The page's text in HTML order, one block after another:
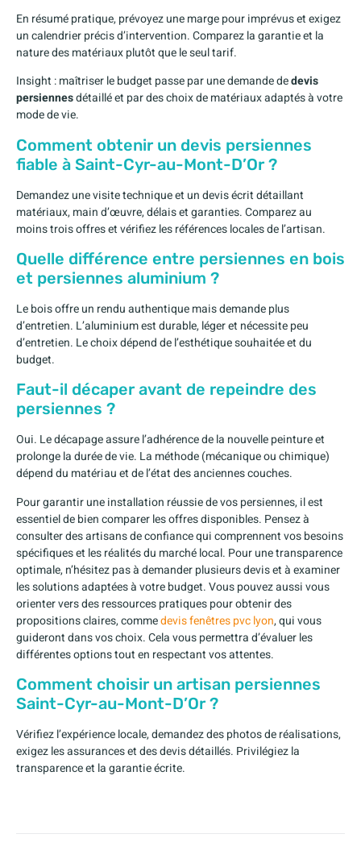
En résumé pratique, prévoyez une marge pour imprévus et exigez
un calendrier précis d’intervention. Comparez la garantie et la
nature des matériaux plutôt que le seul tarif.
Insight : maîtriser le budget passe par une demande dedevis
persiennesdétaillé et par des choix de matériaux adaptés à votre
mode de vie.
Comment obtenir un devis persiennes
fiable à Saint-Cyr-au-Mont-D’Or ?
Demandez une visite technique et un devis écrit détaillant
matériaux, main d’œuvre, délais et garanties. Comparez au
moins trois offres et vérifiez les références locales de l’artisan.
Quelle différence entre persiennes en bois
et persiennes aluminium ?
Le bois offre un rendu authentique mais demande plus
d’entretien. L’aluminium est durable, léger et nécessite peu
d’entretien. Le choix dépend de l’esthétique souhaitée et du
budget.
Faut-il décaper avant de repeindre des
persiennes ?
Oui. Le décapage assure l’adhérence de la nouvelle peinture et
prolonge la durée de vie. La méthode (mécanique ou chimique)
dépend du matériau et de l’état des anciennes couches.
Pour garantir une installation réussie de vos persiennes, il est
essentiel de bien comparer les offres disponibles. Pensez à
consulter des artisans de confiance qui comprennent vos besoins
spécifiques et les réalités du marché local. Pour une transparence
optimale, n’hésitez pas à demander plusieurs devis et à examiner
les solutions adaptées à votre budget. Vous pouvez aussi vous
orienter vers des ressources pratiques pour obtenir des
propositions claires, commedevis fenêtres pvc lyon, qui vous
guideront dans vos choix. Cela vous permettra d’évaluer les
différentes options tout en respectant vos attentes.
Comment choisir un artisan persiennes
Saint-Cyr-au-Mont-D’Or ?
Vérifiez l’expérience locale, demandez des photos de réalisations,
exigez les assurances et des devis détaillés. Privilégiez la
transparence et la garantie écrite.